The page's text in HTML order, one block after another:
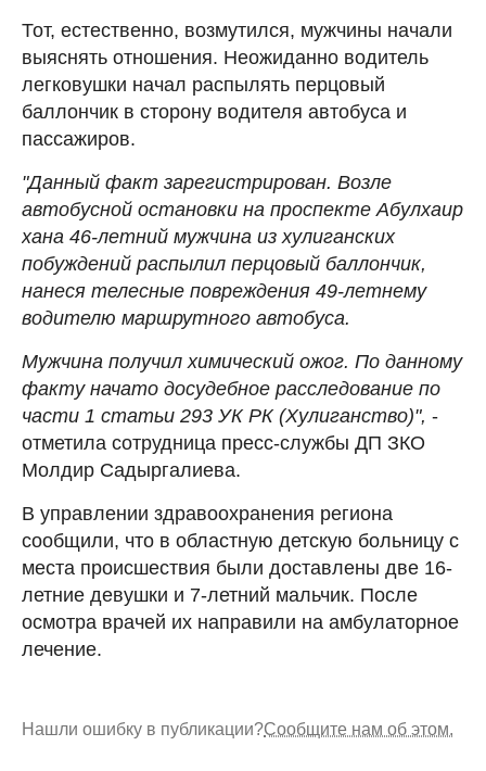
Тот, естественно, возмутился, мужчины начали
выяснять отношения. Неожиданно водитель
легковушки начал распылять перцовый
баллончик в сторону водителя автобуса и
пассажиров.
"Данный факт зарегистрирован. Возле
автобусной остановки на проспекте Абулхаир
хана 46-летний мужчина из хулиганских
побуждений распылил перцовый баллончик,
нанеся телесные повреждения 49-летнему
водителю маршрутного автобуса.
Мужчина получил химический ожог. По данному
факту начато досудебное расследование по
части 1 статьи 293 УК РК (Хулиганство)", -
отметила сотрудница пресс-службы ДП ЗКО
Молдир Садыргалиева.
В управлении здравоохранения региона
сообщили, что в областную детскую больницу с
места происшествия были доставлены две 16-
летние девушки и 7-летний мальчик. После
осмотра врачей их направили на амбулаторное
лечение.
Нашли ошибку в публикации?Сообщите нам об этом.